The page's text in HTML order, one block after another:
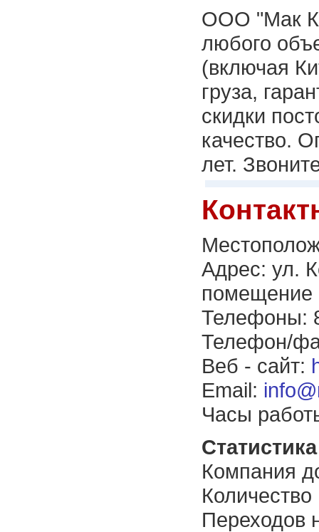
ООО "Мак
любого
(включая
груза,
скидки
качество.
лет.
Адрес: ул.
Телефоны:
Телефон/
Веб - сайт:
Email:
Часы
Компания
Переходов